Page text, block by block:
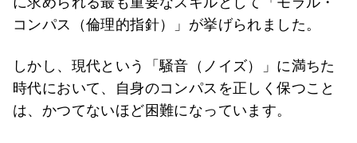
コンパス（倫理的指針）」が挙げられました。
しかし、現代という「騒音（ノイズ）」に満ちた
時代において、自身のコンパスを正しく保つこと
は、かつてないほど困難になっています。